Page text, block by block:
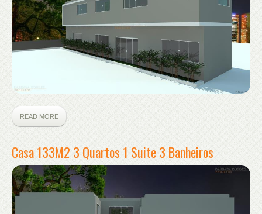
READ MORE
Casa 133M2 3 Quartos 1 Suite 3 Banheiros